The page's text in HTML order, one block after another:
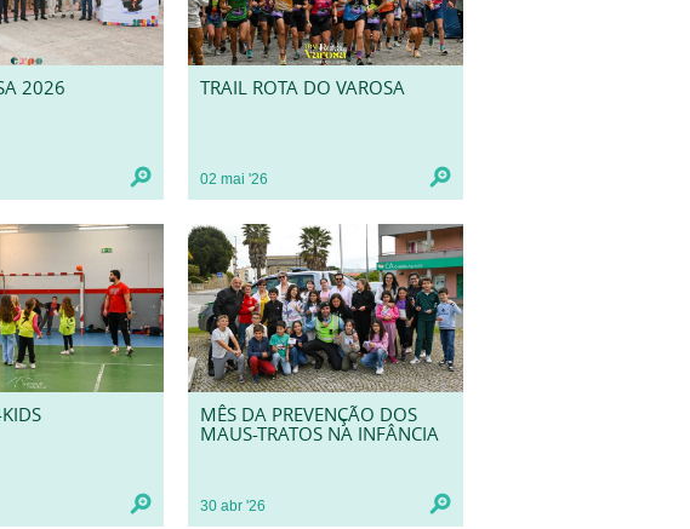
2026 TRAIL ROTA DO VAROSA
02 mai '26
MÊS DA PREVENÇÃO DOS
MAUS-TRATOS NA INFÂNCIA
30 abr '26